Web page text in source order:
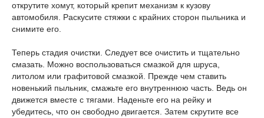
открутите хомут, который крепит механизм к кузову
автомобиля. Раскусите стяжки с крайних сторон пыльника и
снимите его.
Теперь стадия очистки. Следует все очистить и тщательно
смазать. Можно воспользоваться смазкой для шруса,
литолом или графитовой смазкой. Прежде чем ставить
новенький пыльник, смажьте его внутреннюю часть. Ведь он
движется вместе с тягами. Наденьте его на рейку и
убедитесь, что он свободно двигается. Затем скрутите все